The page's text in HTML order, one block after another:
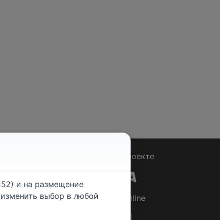
О проекте
© 2026Rabotniki.online
и на размещение
выбор в любой